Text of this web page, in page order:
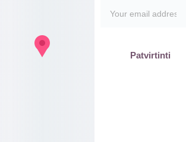
Patvirtinti